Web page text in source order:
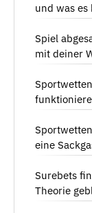
und was es
Spiel
mit deiner
eine
Surebets
Theorie